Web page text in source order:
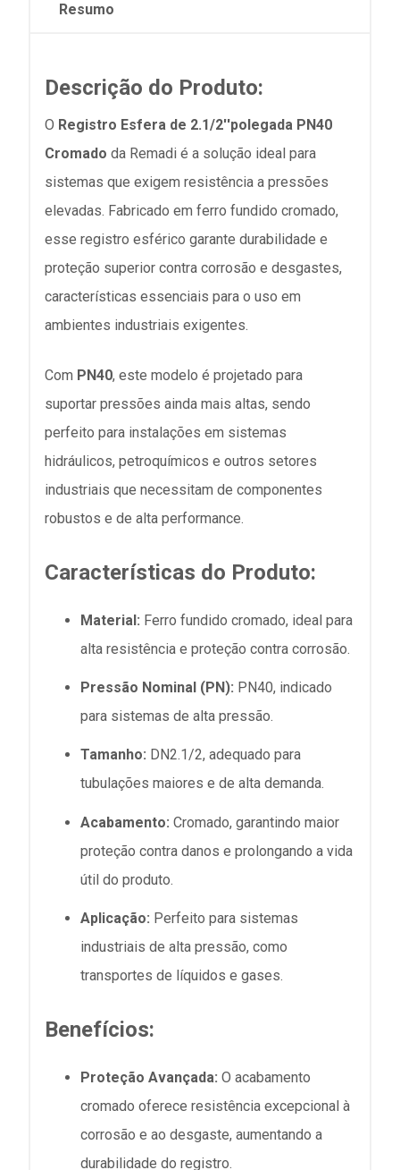
Resumo
Descrição do Produto:
O Registro Esfera de 2.1/2''polegada PN40
Cromado da Remadi é a solução ideal para
sistemas que exigem resistência a pressões
elevadas. Fabricado em ferro fundido cromado,
esse registro esférico garante durabilidade e
proteção superior contra corrosão e desgastes,
características essenciais para o uso em
ambientes industriais exigentes.
Com PN40, este modelo é projetado para
suportar pressões ainda mais altas, sendo
perfeito para instalações em sistemas
hidráulicos, petroquímicos e outros setores
industriais que necessitam de componentes
robustos e de alta performance.
Características do Produto:
Material: Ferro fundido cromado, ideal para
alta resistência e proteção contra corrosão.
Pressão Nominal (PN): PN40, indicado
para sistemas de alta pressão.
Tamanho: DN2.1/2, adequado para
tubulações maiores e de alta demanda.
Acabamento: Cromado, garantindo maior
proteção contra danos e prolongando a vida
útil do produto.
Aplicação: Perfeito para sistemas
industriais de alta pressão, como
transportes de líquidos e gases.
Benefícios:
Proteção Avançada: O acabamento
cromado oferece resistência excepcional à
corrosão e ao desgaste, aumentando a
durabilidade do registro.